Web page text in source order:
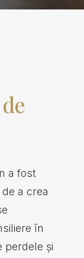
a fost
a crea
în
perdele și